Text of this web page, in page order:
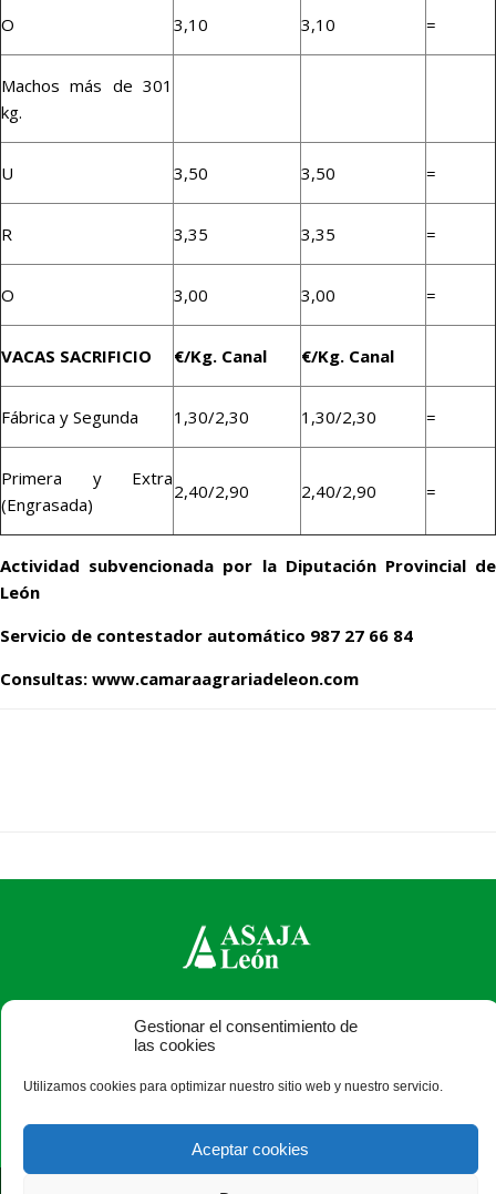
Gestionar el consentimiento de
las cookies
Utilizamos cookies para optimizar nuestro sitio web y nuestro servicio.
Aceptar cookies
O 3,10 3,10 =
Machos más de 301
kg.
U 3,50 3,50 =
R 3,35 3,35 =
O 3,00 3,00 =
VACAS SACRIFICIO €/Kg. Canal €/Kg. Canal
Fábrica y Segunda 1,30/2,30 1,30/2,30 =
Primera y Extra
(Engrasada)
2,40/2,90 2,40/2,90 =
Actividad subvencionada por la Diputación Provincial de
León
Servicio de contestador automático 987 27 66 84
Consultas: www.camaraagrariadeleon.com
ASAJA León - Jóvenes Agricultores
Paseo Salamanca, 1 bajo - 24009 León - España · Tel.: +34